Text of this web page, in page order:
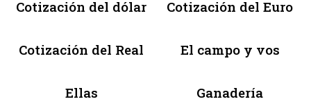
Cotización del dólar Cotización del Euro
Cotización del Real El campo y vos
Ellas Ganadería